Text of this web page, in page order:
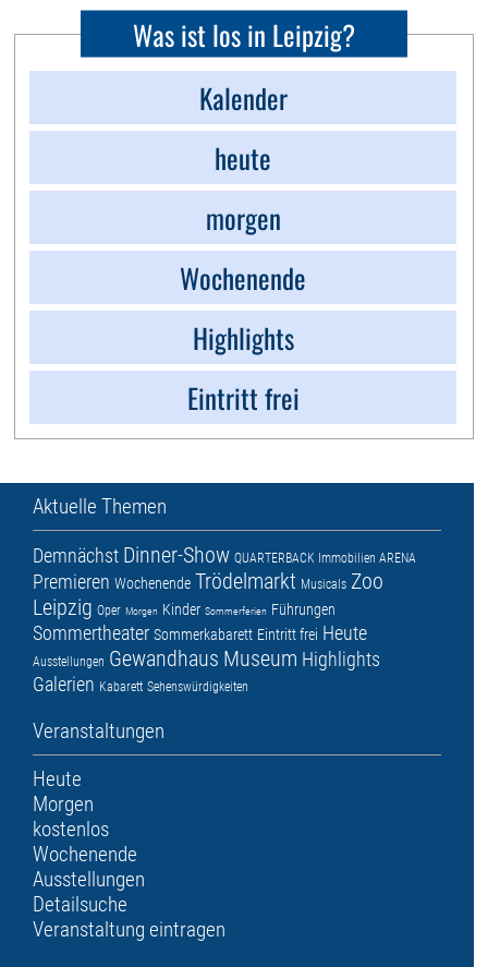
Was ist los in Leipzig?
Kalender
heute
morgen
Wochenende
Highlights
Eintritt frei
Aktuelle Themen
Demnächst Dinner-Show QUARTERBACK Immobilien ARENA
Premieren Wochenende Trödelmarkt Musicals Zoo
Leipzig Oper Morgen Kinder Sommerferien Führungen
Sommertheater Sommerkabarett Eintritt frei Heute
Ausstellungen Gewandhaus Museum Highlights
Galerien Kabarett Sehenswürdigkeiten
Veranstaltungen
Heute
Morgen
kostenlos
Wochenende
Ausstellungen
Detailsuche
Veranstaltung eintragen